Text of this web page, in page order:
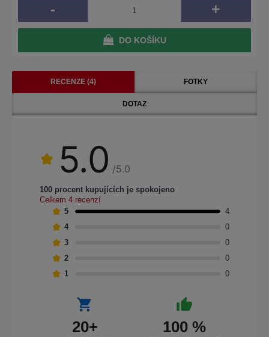
- +
DO KOŠÍKU
RECENZE (4) FOTKY
DOTAZ
5.0 /5.0
100 procent kupujících je spokojeno
Celkem 4 recenzí
5
4
4
0
3
0
2
0
1
0
20+ 100 %